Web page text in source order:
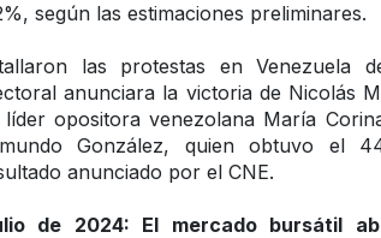
según las estimaciones preliminares.
las protestas en Venezuela
anunciara la victoria de Nicolás
líder opositora venezolana María
González, quien obtuvo el
anunciado por el CNE.
de 2024: El mercado bursátil